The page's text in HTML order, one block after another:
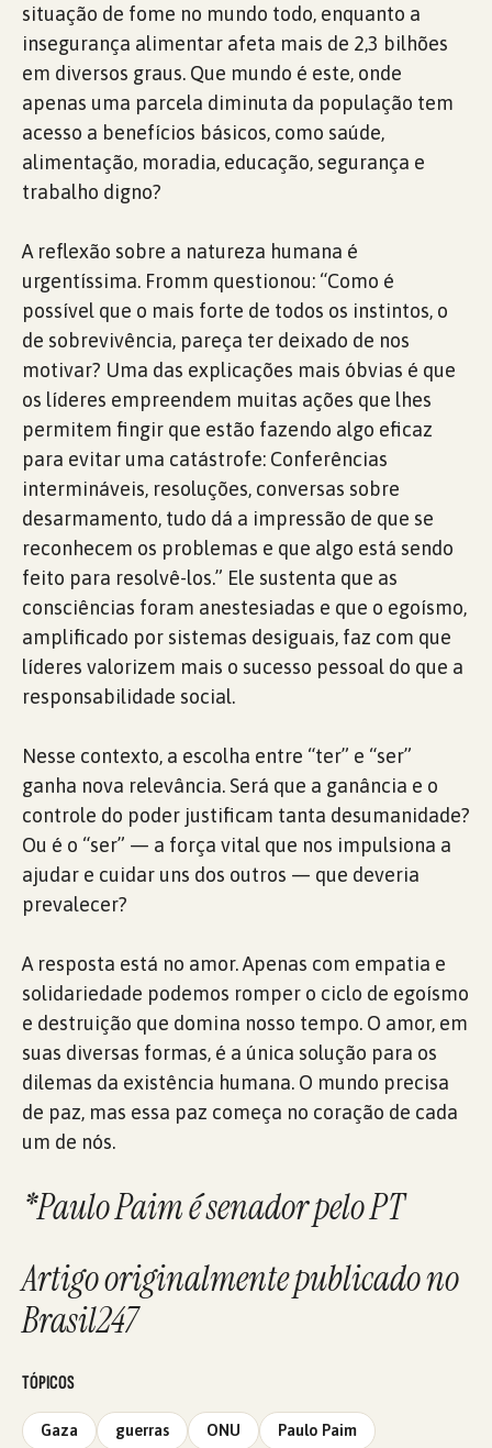
situação de fome no mundo todo, enquanto a
insegurança alimentar afeta mais de 2,3 bilhões
em diversos graus. Que mundo é este, onde
apenas uma parcela diminuta da população tem
acesso a benefícios básicos, como saúde,
alimentação, moradia, educação, segurança e
trabalho digno?
A reflexão sobre a natureza humana é
urgentíssima. Fromm questionou: “Como é
possível que o mais forte de todos os instintos, o
de sobrevivência, pareça ter deixado de nos
motivar? Uma das explicações mais óbvias é que
os líderes empreendem muitas ações que lhes
permitem fingir que estão fazendo algo eficaz
para evitar uma catástrofe: Conferências
intermináveis, resoluções, conversas sobre
desarmamento, tudo dá a impressão de que se
reconhecem os problemas e que algo está sendo
feito para resolvê-los.” Ele sustenta que as
consciências foram anestesiadas e que o egoísmo,
amplificado por sistemas desiguais, faz com que
líderes valorizem mais o sucesso pessoal do que a
responsabilidade social.
Nesse contexto, a escolha entre “ter” e “ser”
ganha nova relevância. Será que a ganância e o
controle do poder justificam tanta desumanidade?
Ou é o “ser” — a força vital que nos impulsiona a
ajudar e cuidar uns dos outros — que deveria
prevalecer?
A resposta está no amor. Apenas com empatia e
solidariedade podemos romper o ciclo de egoísmo
e destruição que domina nosso tempo. O amor, em
suas diversas formas, é a única solução para os
dilemas da existência humana. O mundo precisa
de paz, mas essa paz começa no coração de cada
um de nós.
*Paulo Paim é senador pelo PT
Artigo originalmente publicado no
Brasil247
TÓPICOS
Gaza guerras ONU Paulo Paim